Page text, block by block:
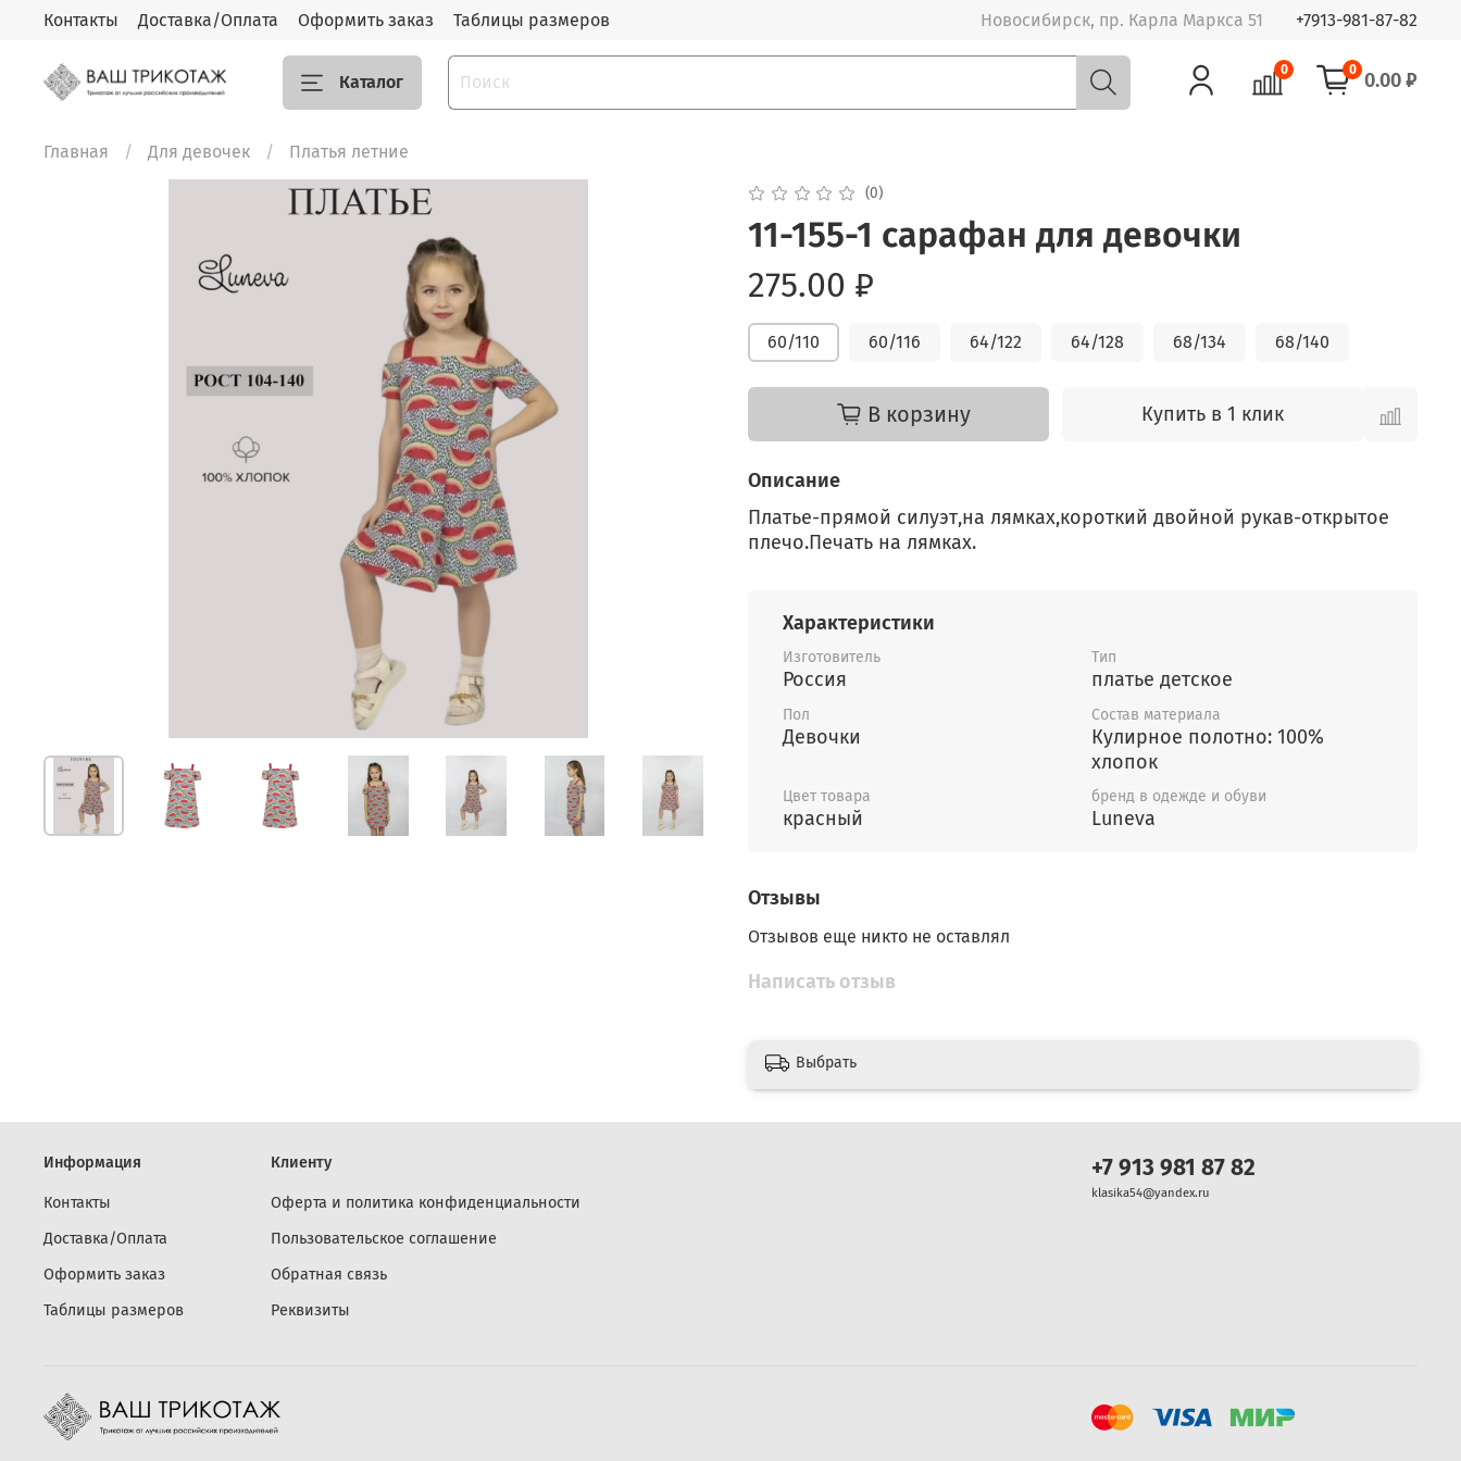
Контакты Доставка/Оплата Оформить заказ Таблицы размеров Новосибирск, пр. Карла Маркса 51 +7913-981-87-82
Каталог
0 0 0.00 ₽
Главная Для девочек Платья летние
(0)
11-155-1 сарафан для девочки
275.00 ₽
60/110 60/116 64/122 64/128 68/134 68/140
В корзину Купить в 1 клик
Описание
Платье-прямой силуэт,на лямках,короткий двойной рукав-открытое
плечо.Печать на лямках.
Характеристики
Изготовитель
Россия
Тип
платье детское
Пол
Девочки
Состав материала
Кулирное полотно: 100%
хлопок
Цвет товара
красный
бренд в одежде и обуви
Luneva
Отзывы
Отзывов еще никто не оставлял
Написать отзыв
Выбрать
Информация
Контакты
Доставка/Оплата
Оформить заказ
Таблицы размеров
Клиенту
Оферта и политика конфиденциальности
Пользовательское соглашение
Обратная связь
Реквизиты
+7 913 981 87 82
klasika54@yandex.ru